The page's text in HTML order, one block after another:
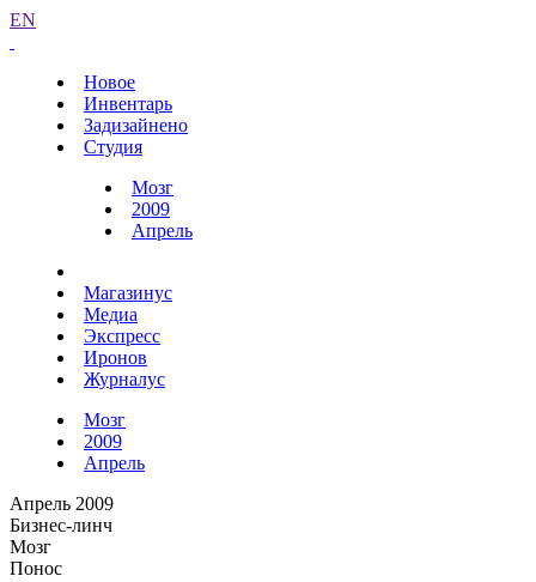
EN
Новое
Инвентарь
Задизайнено
Студия
Мозг
2009
Апрель
Магазинус
Медиа
Экспресс
Иронов
Журналус
Мозг
2009
Апрель
Апрель 2009
Бизнес-линч
Мозг
Понос